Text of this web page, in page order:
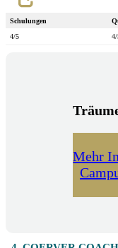
Schulungen
4/5
Mehr